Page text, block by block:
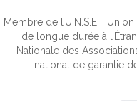
Membre de l’U.N.S.E. :
de longue durée à
Nationale des
national de garantie